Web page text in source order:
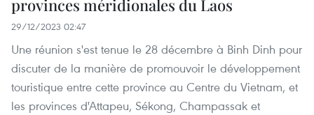
provinces méridionales du Laos
29/12/2023 02:47
Une réunion s'est tenue le 28 décembre à Binh Dinh pour
discuter de la manière de promouvoir le développement
touristique entre cette province au Centre du Vietnam, et
les provinces d'Attapeu, Sékong, Champassak et